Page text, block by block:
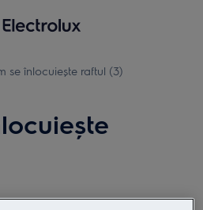
se înlocuiește raftul (3)